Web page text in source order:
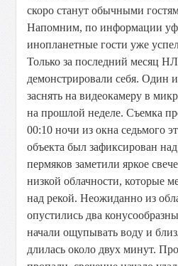
скоро станут обычными
Напомним, по информации
инопланетные гости уже
Только за последний месяц
демонстрировали себя. Один
заснять на видеокамеру в
на прошлой неделе. Съемка
00:10 ночи из окна седьмого
объекта был зафиксирован
пермяков заметили яркое
низкой облачности, которые
над рекой. Неожиданно из
опустились два
начали ощупывать воду и
длилась около двух минут.